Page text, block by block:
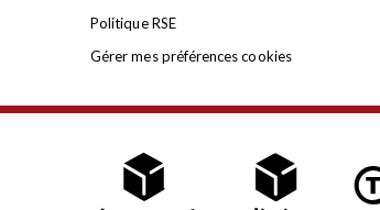
Politique RSE
Gérer mes préférences cookies